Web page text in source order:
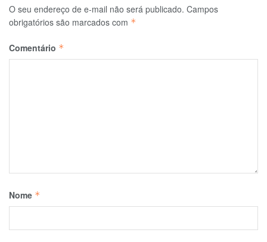
O seu endereço de e-mail não será publicado. Campos
obrigatórios são marcados com *
Comentário *
Nome *